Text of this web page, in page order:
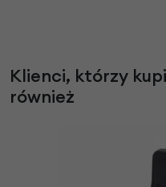
Klienci, którzy
również